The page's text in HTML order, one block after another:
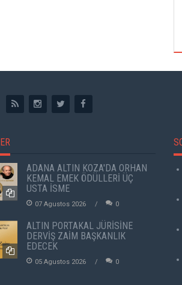
ADANA ALTIN KOZA'DA ORHAN
KEMAL EMEK ÖDÜLLERİ ÜÇ
USTA İSME
07 Agustos 2026 0
ALTIN PORTAKAL JÜRİSİNE
DERVİŞ ZAİM BAŞKANLIK
EDECEK
05 Agustos 2026 0